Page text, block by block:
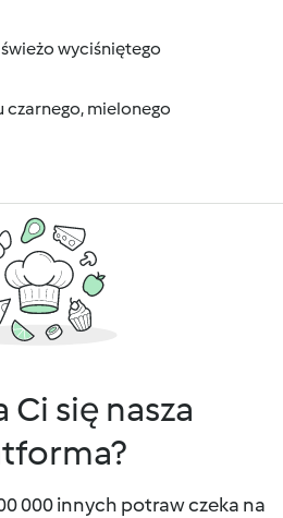
wyciśniętego
czarnego, mielonego
Ci się nasza
000 innych potraw czeka na